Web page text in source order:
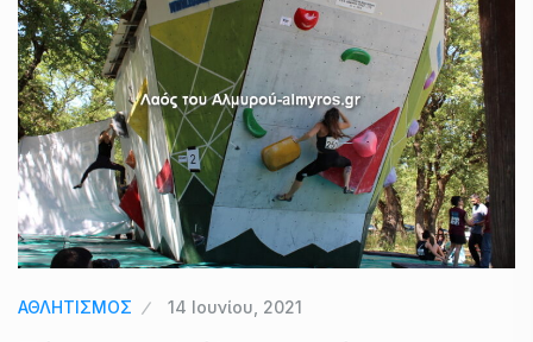
ΑΘΛΗΤΙΣΜΟΣ 14 Ιουνίου, 2021